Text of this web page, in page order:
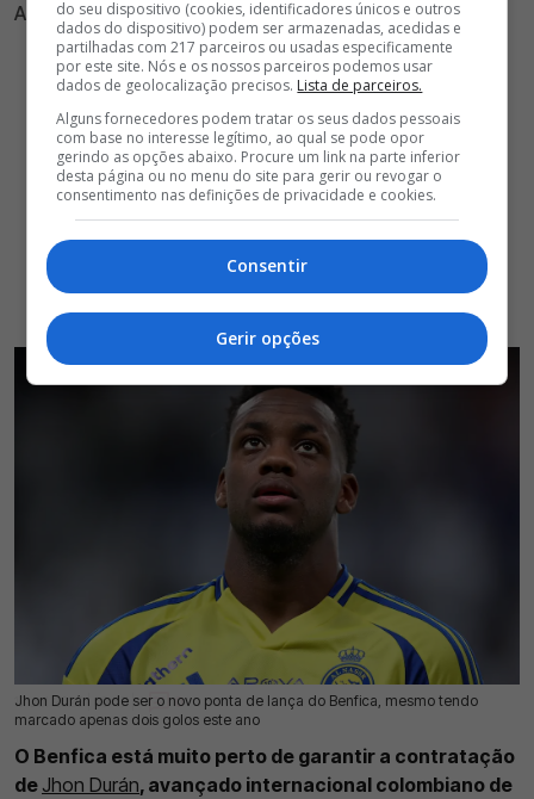
Al Nassr, da Arábia Saudita
Jhon Durán pode ser o novo ponta de lança do Benfica, mesmo tendo
marcado apenas dois golos este ano
17 Jul 2026 | 09:47 | 0
O Benfica está muito perto de garantir a contratação
de Jhon Durán, avançado internacional colombiano de
do seu dispositivo (cookies, identificadores únicos e outros
dados do dispositivo) podem ser armazenadas, acedidas e
partilhadas com 217 parceiros ou usadas especificamente
por este site. Nós e os nossos parceiros podemos usar
dados de geolocalização precisos. Lista de parceiros.
Alguns fornecedores podem tratar os seus dados pessoais
com base no interesse legítimo, ao qual se pode opor
gerindo as opções abaixo. Procure um link na parte inferior
desta página ou no menu do site para gerir ou revogar o
consentimento nas definições de privacidade e cookies.
Consentir
Gerir opções